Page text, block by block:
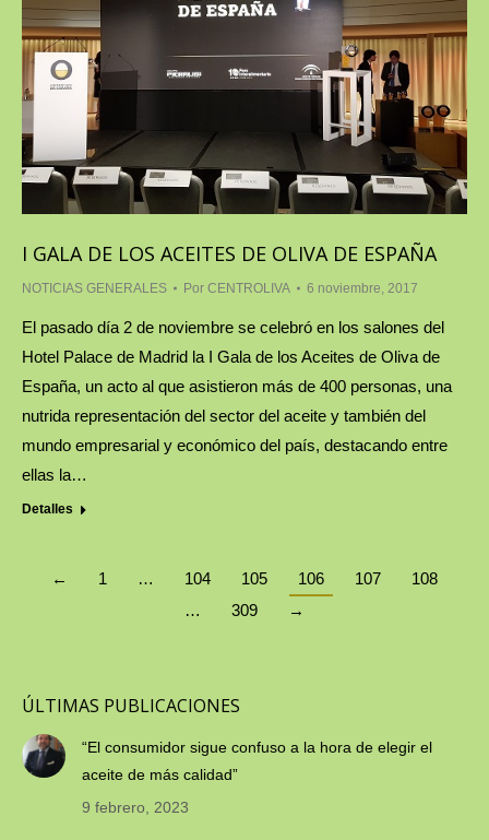
I GALA DE LOS ACEITES DE OLIVA DE ESPAÑA
NOTICIAS GENERALES Por CENTROLIVA 6 noviembre, 2017
El pasado día 2 de noviembre se celebró en los salones del
Hotel Palace de Madrid la I Gala de los Aceites de Oliva de
España, un acto al que asistieron más de 400 personas, una
nutrida representación del sector del aceite y también del
mundo empresarial y económico del país, destacando entre
ellas la…
Detalles
← 1 … 104 105 106 107
108
…
309 →
ÚLTIMAS PUBLICACIONES
“El consumidor sigue confuso a la hora de elegir el
aceite de más calidad”
9 febrero, 2023